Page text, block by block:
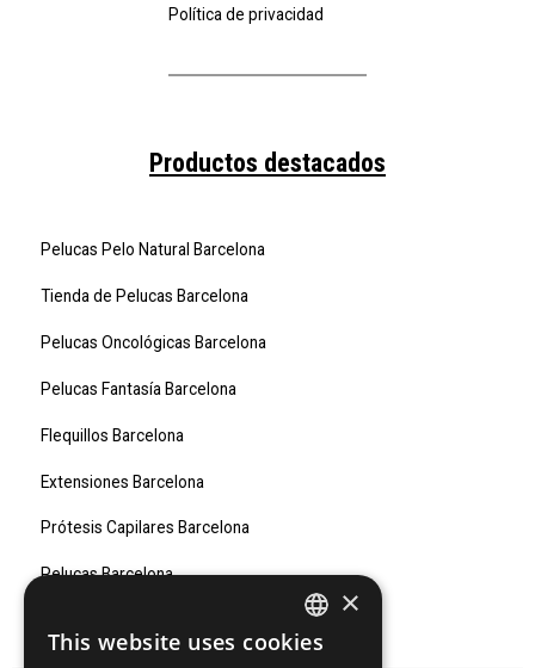
Política de privacidad
Productos destacados
Pelucas Pelo Natural Barcelona
Tienda de Pelucas Barcelona
Pelucas Oncológicas Barcelona
Pelucas Fantasía Barcelona
Flequillos Barcelona
Extensiones Barcelona
Prótesis Capilares Barcelona
Pelucas Barcelona
SPANISH
×
This website uses cookies